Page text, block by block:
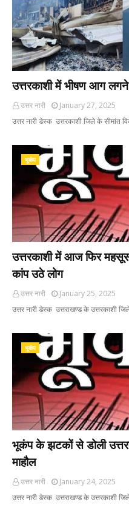
उत्तरकाशी में भीषण आग
उत्तर नारी
January 27, 2025
उत्तर नारी डेस्क उत्तरकाशी जिले के सीमांत
भूकंप
उत्तरकाशी में आज फिर
कांप उठे लोग
उत्तर नारी
January 25, 2025
उत्तर नारी डेस्क उत्तराखण्ड के उत्तरकाशी
भूकंप
भूकंप के झटकों से डोली
माहौल
उत्तर नारी
January 24, 2025
उत्तर नारी डेस्क उत्तराखण्ड के उत्तरकाशी